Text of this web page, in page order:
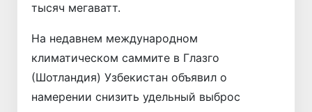
тысяч мегаватт.
На недавнем международном
климатическом саммите в Глазго
(Шотландия) Узбекистан объявил о
намерении снизить удельный выброс